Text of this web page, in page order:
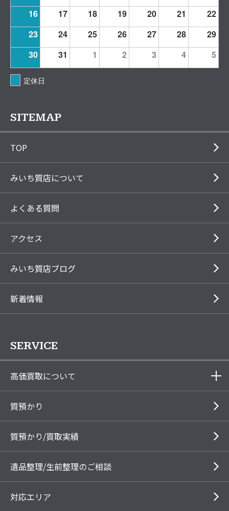
16
17 18 19 20 21
22
23
24 25 26 27 28
29
30
31 1 2 3 4 5
定休日
SITEMAP
TOP
みいち質店について
よくある質問
アクセス
みいち質店ブログ
新着情報
SERVICE
高価買取について
質預かり
質預かり/買取実績
遺品整理/生前整理のご相談
対応エリア